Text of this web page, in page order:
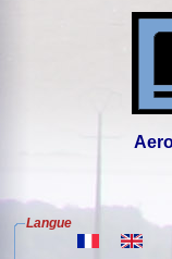
Langue